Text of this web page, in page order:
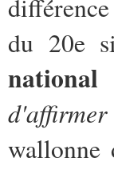
du 20e
national
wallonne